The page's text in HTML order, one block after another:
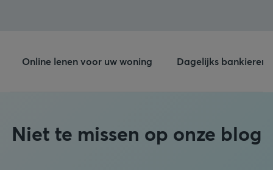
Online lenen voor uw woning Dagelijks bankieren
Niet te missen op onze blog